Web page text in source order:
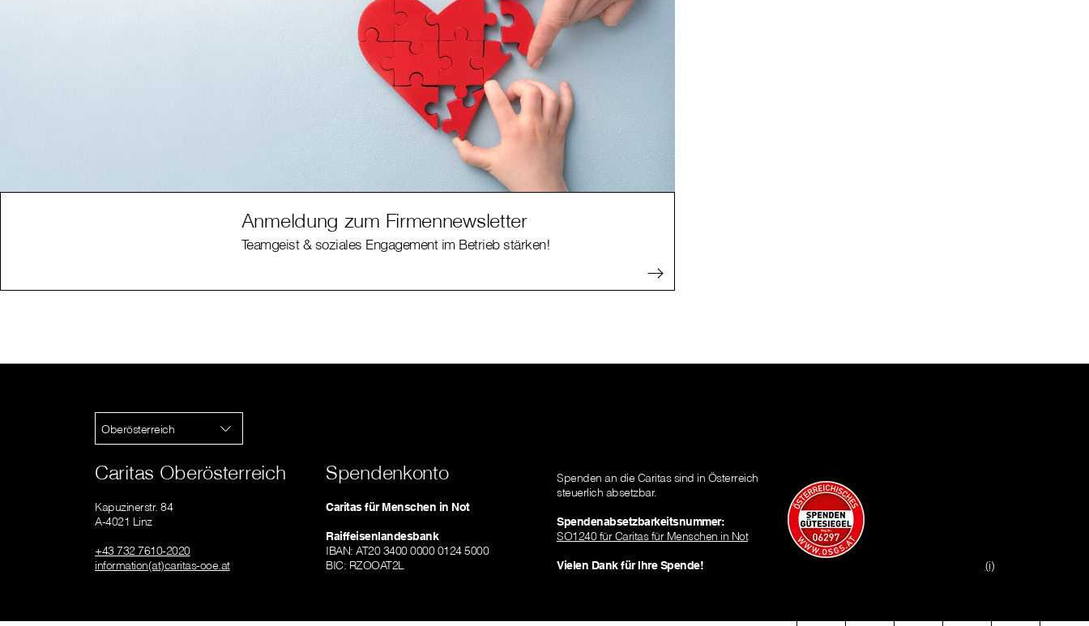
Anmeldung zum Firmennewsletter
Teamgeist & soziales Engagement im Betrieb stärken!
Oberösterreich
Caritas Oberösterreich
Kapuzinerstr. 84
A-4021 Linz
+43 732 7610-2020
information(at)caritas-ooe.at
Spendenkonto
Caritas für Menschen in Not
Raiffeisenlandesbank
IBAN: AT20 3400 0000 0124 5000
BIC: RZOOAT2L
Spenden an die Caritas sind in Österreich
steuerlich absetzbar.
Spendenabsetzbarkeitsnummer:
SO1240 für Caritas für Menschen in Not
Vielen Dank für Ihre Spende!
(i)